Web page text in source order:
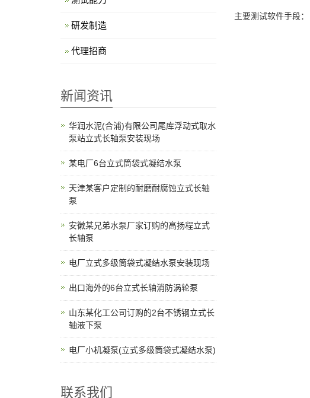
主要测试软件手段：
研发制造
代理招商
新闻资讯
华润水泥(合浦)有限公司尾库浮动式取水
泵站立式长轴泵安装现场
某电厂6台立式筒袋式凝结水泵
天津某客户定制的耐磨耐腐蚀立式长轴
泵
安徽某兄弟水泵厂家订购的高扬程立式
长轴泵
电厂立式多级筒袋式凝结水泵安装现场
出口海外的6台立式长轴消防涡轮泵
山东某化工公司订购的2台不锈钢立式长
轴液下泵
电厂小机凝泵(立式多级筒袋式凝结水泵)
联系我们